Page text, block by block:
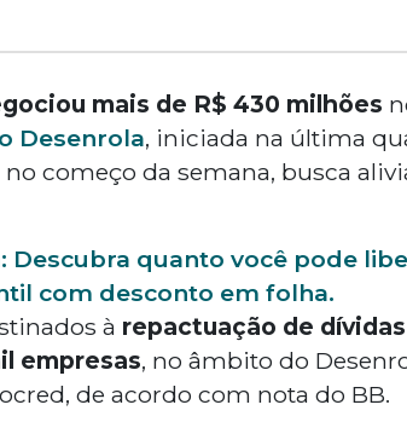
mais de R$ 430 milhões
Desenrola, iniciada na última
começo da semana, busca
Descubra quanto você pode
com desconto em folha.
à repactuação de dívidas
empresas, no âmbito do
de acordo com nota do BB.